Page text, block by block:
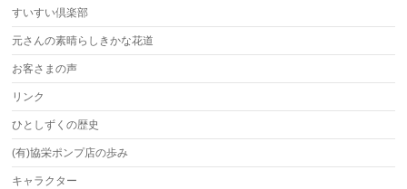
すいすい倶楽部
元さんの素晴らしきかな花道
お客さまの声
リンク
ひとしずくの歴史
(有)協栄ポンプ店の歩み
キャラクター